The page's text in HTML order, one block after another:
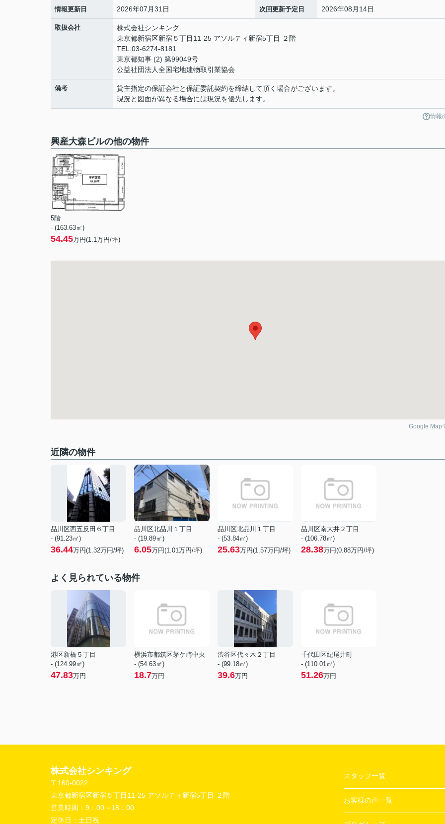
情報更新日 2026年07月31日 次回更新予定日 2026年08月14日
取扱会社
株式会社シンキング
東京都新宿区新宿５丁目11-25 アソルティ新宿5丁目 ２階
TEL:03-6274-8181
東京都知事 (2) 第99049号
公益社団法人全国宅地建物取引業協会
備考
貸主指定の保証会社と保証委託契約を締結して頂く場合がございます。
現況と図面が異なる場合には現況を優先します。
情報
興産大森ビルの他の物件
5階
- (163.63㎡)
54.45万円(1.1万円/坪)
Google Map
近隣の物件
品川区西五反田６丁目
- (91.23㎡)
36.44万円(1.32万円/坪)
品川区北品川１丁目
- (19.89㎡)
6.05万円(1.01万円/坪)
品川区北品川１丁目
- (53.84㎡)
25.63万円(1.57万円/坪)
品川区南大井２丁目
- (106.78㎡)
28.38万円(0.88万円/坪)
よく見られている物件
港区新橋５丁目
- (124.99㎡)
47.83万円
横浜市都筑区茅ケ崎中央
- (54.63㎡)
18.7万円
渋谷区代々木２丁目
- (99.18㎡)
39.6万円
千代田区紀尾井町
- (110.01㎡)
51.26万円
株式会社シンキング
〒160-0022
東京都新宿区新宿５丁目11-25 アソルティ新宿5丁目 ２階
営業時間： 9：00～18：00
定休日： 土日祝
スタッフ一覧
お客様の声一覧